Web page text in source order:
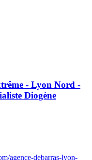
- Lyon Nord -
Diogène
agence-debarras-lyon-